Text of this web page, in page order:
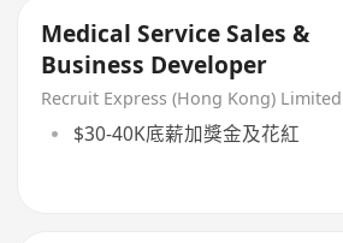
Medical Service Sales &
Business Developer
Recruit Express (Hong Kong) Limited
$30-40K底薪加獎金及花紅